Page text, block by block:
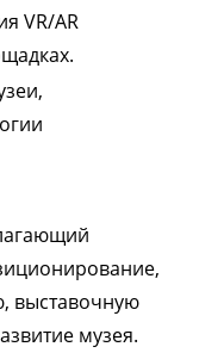
VR/AR
выставочную
музея.